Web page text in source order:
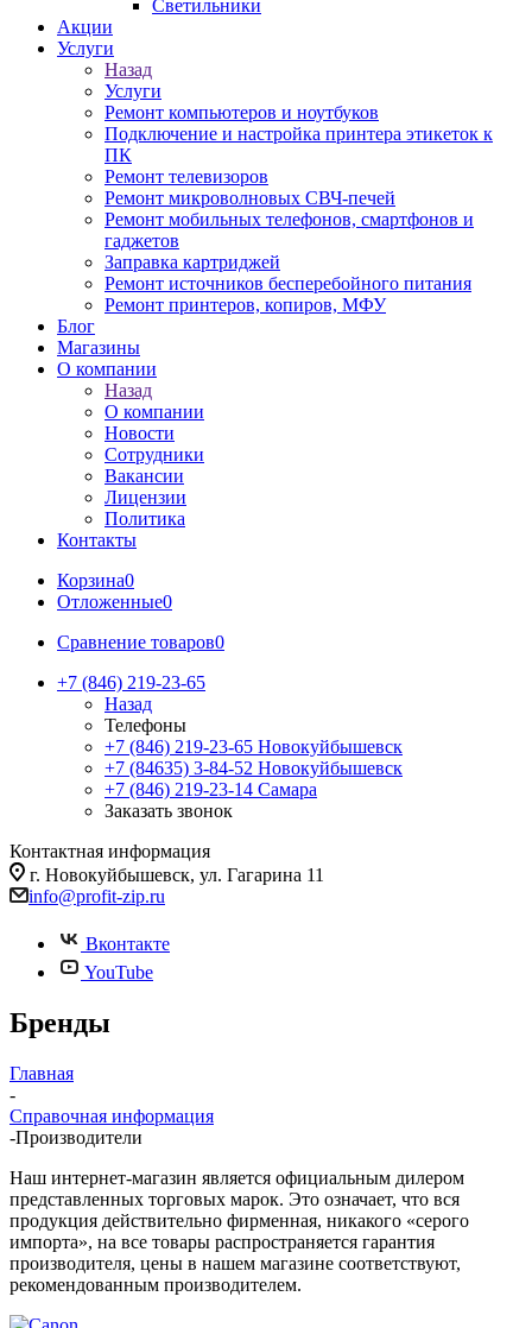
Светильники
Акции
Услуги
Назад
Услуги
Ремонт компьютеров и ноутбуков
Подключение и настройка принтера этикеток к
ПК
Ремонт телевизоров
Ремонт микроволновых СВЧ-печей
Ремонт мобильных телефонов, смартфонов и
гаджетов
Заправка картриджей
Ремонт источников бесперебойного питания
Ремонт принтеров, копиров, МФУ
Блог
Магазины
О компании
Назад
О компании
Новости
Сотрудники
Вакансии
Лицензии
Политика
Контакты
Корзина0
Отложенные0
Сравнение товаров0
+7 (846) 219-23-65
Назад
Телефоны
+7 (846) 219-23-65 Новокуйбышевск
+7 (84635) 3-84-52 Новокуйбышевск
+7 (846) 219-23-14 Самара
Заказать звонок
Контактная информация
г. Новокуйбышевск, ул. Гагарина 11
info@profit-zip.ru
Вконтакте
YouTube
Бренды
Главная
-
Справочная информация
-Производители
Наш интернет-магазин является официальным дилером
представленных торговых марок. Это означает, что вся
продукция действительно фирменная, никакого «серого
импорта», на все товары распространяется гарантия
производителя, цены в нашем магазине соответствуют,
рекомендованным производителем.